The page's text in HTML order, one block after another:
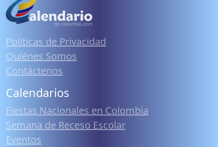
Políticas de Privacidad
Quiénes Somos
Contáctenos
Calendarios
Fiestas Nacionales en Colombia
Semana de Receso Escolar
Eventos